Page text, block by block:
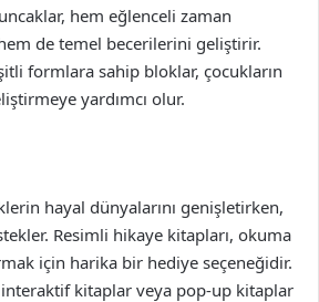
hem eğlenceli zaman
de temel becerilerini geliştirir.
formlara sahip bloklar, çocukların
yardımcı olur.
hayal dünyalarını genişletirken,
Resimli hikaye kitapları, okuma
için harika bir hediye seçeneğidir.
kitaplar veya pop-up kitaplar